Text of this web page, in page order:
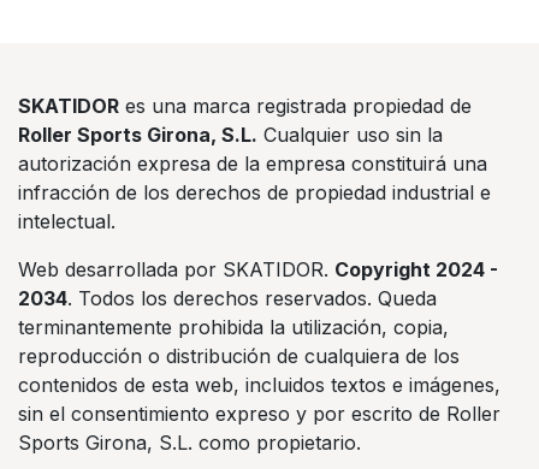
SKATIDOR es una marca registrada propiedad de
Roller Sports Girona, S.L. Cualquier uso sin la
autorización expresa de la empresa constituirá una
infracción de los derechos de propiedad industrial e
intelectual.
Web desarrollada por SKATIDOR. Copyright 2024 -
2034. Todos los derechos reservados. Queda
terminantemente prohibida la utilización, copia,
reproducción o distribución de cualquiera de los
contenidos de esta web, incluidos textos e imágenes,
sin el consentimiento expreso y por escrito de Roller
Sports Girona, S.L. como propietario.